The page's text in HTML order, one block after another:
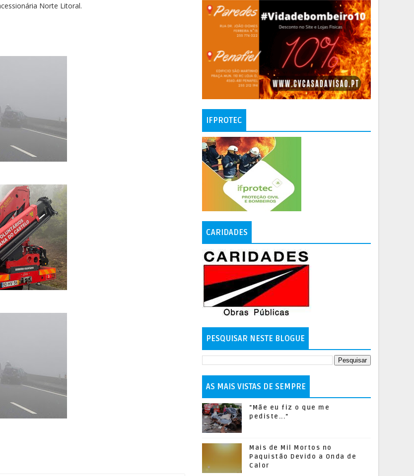
Norte Litoral.
IFPROTEC
CARIDADES
PESQUISAR NESTE BLOGUE
AS MAIS VISTAS DE SEMPRE
"Mãe eu fiz o que me
pediste..."
Mais de Mil Mortos no
Paquistão Devido a Onda de
Calor